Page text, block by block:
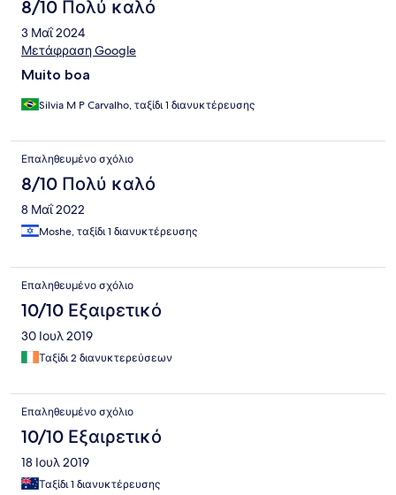
8/10 Πολύ καλό
3 Μαΐ 2024
Μετάφραση Google
Muito boa
Silvia M P Carvalho, ταξίδι 1 διανυκτέρευσης
Επαληθευμένο σχόλιο
8/10 Πολύ καλό
8 Μαΐ 2022
Moshe, ταξίδι 1 διανυκτέρευσης
Επαληθευμένο σχόλιο
10/10 Εξαιρετικό
30 Ιουλ 2019
Ταξίδι 2 διανυκτερεύσεων
Επαληθευμένο σχόλιο
10/10 Εξαιρετικό
18 Ιουλ 2019
Ταξίδι 1 διανυκτέρευσης